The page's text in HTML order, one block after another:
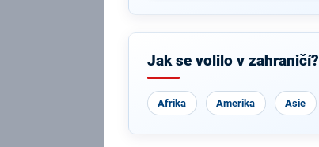
Jak se volilo v zahraničí?
Afrika Amerika Asie